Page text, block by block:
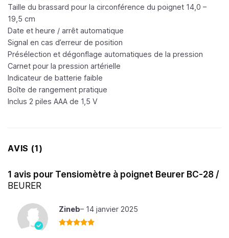
Taille du brassard pour la circonférence du poignet 14,0 –
19,5 cm
Date et heure / arrêt automatique
Signal en cas d’erreur de position
Présélection et dégonflage automatiques de la pression
Carnet pour la pression artérielle
Indicateur de batterie faible
Boîte de rangement pratique
Inclus 2 piles AAA de 1,5 V
AVIS (1)
1 avis pour Tensiomètre à poignet Beurer BC-28 /
BEURER
Zineb– 14 janvier 2025